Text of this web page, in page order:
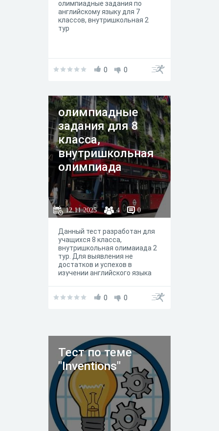
олимпиадные задания по
английскому языку для 7
классов, внутришкольная 2
тур
0 0
олимпиадные
задания для 8
класса,
внутришкольная
олимпиада
12.11.2025 4 0
Данный тест разработан для
учащихся 8 класса,
внутришкольная олимаиада 2
тур. Для выявления не
достатков и успехов в
изучении английского языка
0 0
Тест по теме
"Inventions"